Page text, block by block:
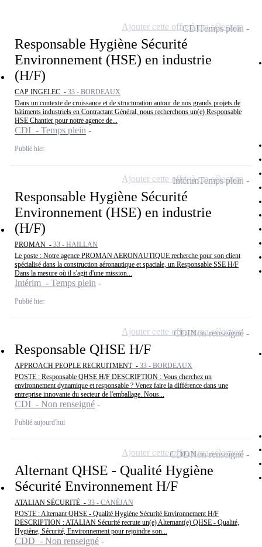
Responsable Hygiène Sécurité
Environnement (HSE) en industrie
(H/F)
CAP INGELEC - 33 - BORDEAUX
Dans un contexte de croissance et de structuration autour de nos grands projets de
bâtiments industriels en Contractant Général, nous recherchons un(e) Responsable
HSE Chantier pour notre agence de...
CDI - Temps plein
Publié hier
CDITemps plein
Ajouter cette offre à ma sélection
Responsable Hygiène Sécurité
Environnement (HSE) en industrie
(H/F)
PROMAN - 33 - HAILLAN
Le poste : Notre agence PROMAN AERONAUTIQUE recherche pour son client
spécialisé dans la construction aéronautique et spaciale, un Responsable SSE H/F
Dans la mesure où il s'agit d'une mission...
Intérim - Temps plein
Publié hier
IntérimTemps plein
Ajouter cette offre à ma sélection
Responsable QHSE H/F
APPROACH PEOPLE RECRUITMENT - 33 - BORDEAUX
POSTE : Responsable QHSE H/F DESCRIPTION : Vous cherchez un
environnement dynamique et responsable ? Venez faire la différence dans une
entreprise innovante du secteur de l'emballage. Nous...
CDI - Non renseigné
Publié aujourd'hui
CDINon renseigné
Ajouter cette offre à ma sélection
Alternant QHSE - Qualité Hygiène
Sécurité Environnement H/F
ATALIAN SÉCURITÉ - 33 - CANÉJAN
POSTE : Alternant QHSE - Qualité Hygiène Sécurité Environnement H/F
DESCRIPTION : ATALIAN Sécurité recrute un(e) Alternant(e) QHSE - Qualité,
Hygiène, Sécurité, Environnement pour rejoindre son...
CDD - Non renseigné
CDDNon renseigné
Ajouter cette offre à ma sélection